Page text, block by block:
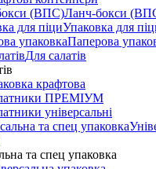
Ланч-бокси
Упаковка для
Паперова
Для салатів
крафтова
ПРЕМІУМ
універсальні
та спец упаковка